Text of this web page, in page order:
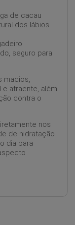
de cacau
dos lábios
seguro para
macios,
atraente, além
contra o
nos
de hidratação
dia para